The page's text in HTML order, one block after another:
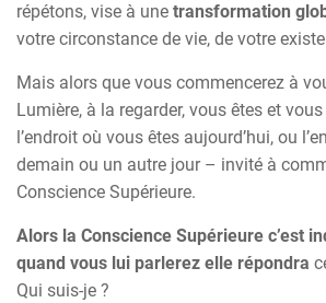
répétons, vise à une transformation
votre circonstance de vie, de votre
Mais alors que vous commencerez à
Lumière, à la regarder, vous êtes et
l’endroit où vous êtes aujourd’hui, ou
demain ou un autre jour – invité à
Conscience Supérieure.
Alors la Conscience Supérieure c’est
quand vous lui parlerez elle répondra
Qui suis-je ?